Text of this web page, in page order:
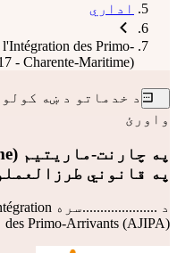
اداري
des Primo-
- Charente-Maritime)
د خدماتو د ښه
واورئ
په قانوني
د .....................سره
des Primo-Arrivants (AJIPA)